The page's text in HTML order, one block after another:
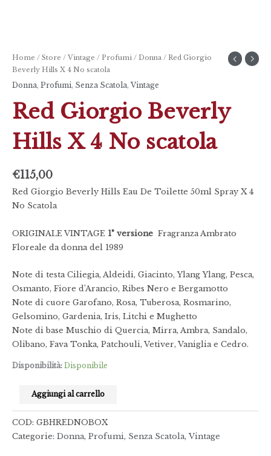
Home / Store / Vintage / Profumi / Donna / Red Giorgio
Beverly Hills X 4 No scatola
Donna, Profumi, Senza Scatola, Vintage
Red Giorgio Beverly
Hills X 4 No scatola
€115,00
Red Giorgio Beverly Hills Eau De Toilette 50ml Spray X 4
No Scatola
ORIGINALE VINTAGE 1° versione Fragranza Ambrato
Floreale da donna del 1989
Note di testa Ciliegia, Aldeidi, Giacinto, Ylang Ylang, Pesca,
Osmanto, Fiore d’Arancio, Ribes Nero e Bergamotto
Note di cuore Garofano, Rosa, Tuberosa, Rosmarino,
Gelsomino, Gardenia, Iris, Litchi e Mughetto
Note di base Muschio di Quercia, Mirra, Ambra, Sandalo,
Olibano, Fava Tonka, Patchouli, Vetiver, Vaniglia e Cedro.
Disponibilità: Disponibile
Aggiungi al carrello
COD: GBHREDNOBOX
Categorie: Donna, Profumi, Senza Scatola, Vintage